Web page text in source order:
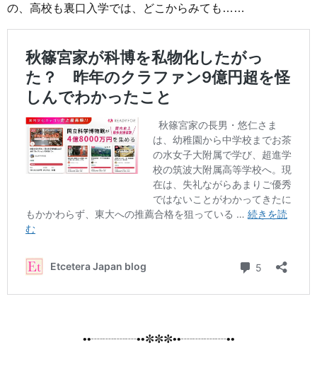
の、高校も裏口入学では、どこからみても……
••┈┈┈┈••✼✼✼••┈┈┈┈••